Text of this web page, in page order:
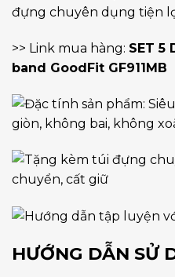
đựng chuyên dụng tiện
>> Link mua hàng: SET 5
band GoodFit GF911MB
HƯỚNG DẪN SỬ